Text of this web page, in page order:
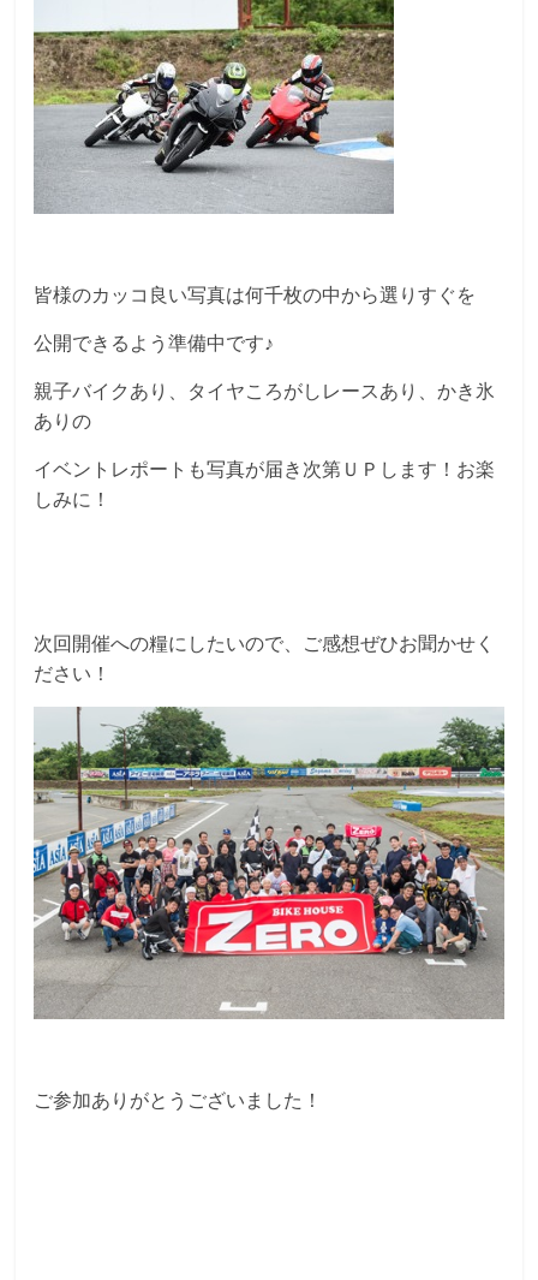
皆様のカッコ良い写真は何千枚の中から選りすぐを
公開できるよう準備中です♪
親子バイクあり、タイヤころがしレースあり、かき氷
ありの
イベントレポートも写真が届き次第ＵＰします！お楽
しみに！
次回開催への糧にしたいので、ご感想ぜひお聞かせく
ださい！
ご参加ありがとうございました！